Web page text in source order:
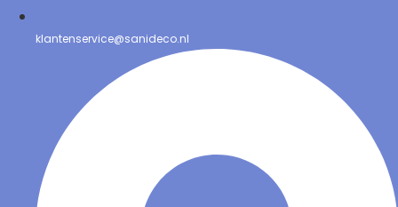
klantenservice@sanideco.nl